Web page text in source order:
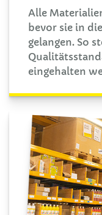
Alle
bevor sie in
gelangen. So
eingehalten